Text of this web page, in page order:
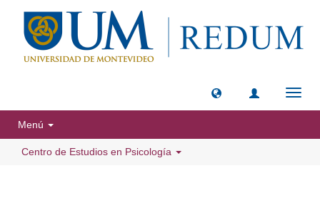
Menú
Centro de Estudios en Psicología